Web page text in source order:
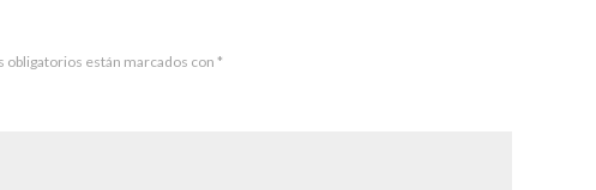
obligatorios están marcados con *